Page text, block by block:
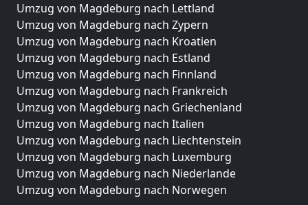
Umzug von Magdeburg nach Lettland
Umzug von Magdeburg nach Zypern
Umzug von Magdeburg nach Kroatien
Umzug von Magdeburg nach Estland
Umzug von Magdeburg nach Finnland
Umzug von Magdeburg nach Frankreich
Umzug von Magdeburg nach Griechenland
Umzug von Magdeburg nach Italien
Umzug von Magdeburg nach Liechtenstein
Umzug von Magdeburg nach Luxemburg
Umzug von Magdeburg nach Niederlande
Umzug von Magdeburg nach Norwegen